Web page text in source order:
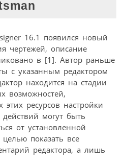
16.1 появился новый
чертежей, описание
в [1]. Автор раньше
с указанным редактором
находится на стадии
возможностей,
ресурсов настройки
действий могут быть
от установленной
показать все
редактора, а лишь